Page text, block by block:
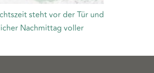
steht vor der Tür und
Nachmittag voller